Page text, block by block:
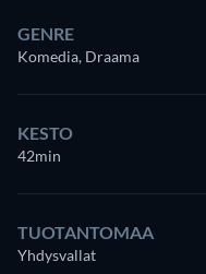
GENRE
Komedia, Draama
KESTO
42min
TUOTANTOMAA
Yhdysvallat